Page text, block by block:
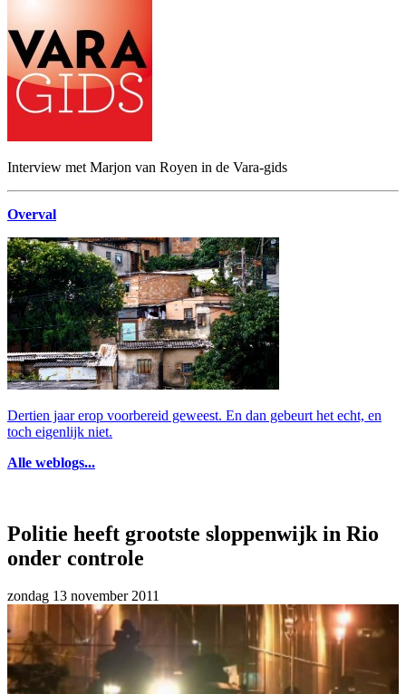
Interview met Marjon van Royen in de Vara-gids
Overval
Dertien jaar erop voorbereid geweest. En dan gebeurt het echt, en
toch eigenlijk niet.
Alle weblogs...
Politie heeft grootste sloppenwijk in Rio
onder controle
zondag 13 november 2011